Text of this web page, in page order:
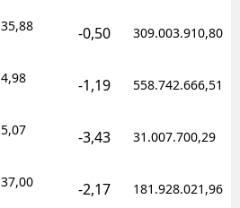
35,88 -0,50 309.003.910,80
4,98 -1,19 558.742.666,51
5,07 -3,43 31.007.700,29
37,00 -2,17 181.928.021,96